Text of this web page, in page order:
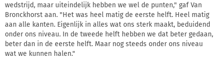
wedstrijd, maar uiteindelijk hebben we wel de punten," gaf Van
Bronckhorst aan. "Het was heel matig de eerste helft. Heel matig
aan alle kanten. Eigenlijk in alles wat ons sterk maakt, beduidend
onder ons niveau. In de tweede helft hebben we dat beter gedaan,
beter dan in de eerste helft. Maar nog steeds onder ons niveau
wat we kunnen halen."